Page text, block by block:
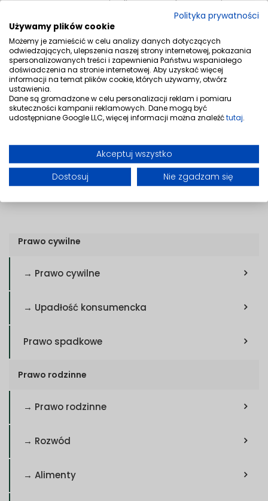
Prawo cywilne
→ Prawo cywilne
→ Upadłość konsumencka
Prawo spadkowe
Prawo rodzinne
→ Prawo rodzinne
→ Rozwód
→ Alimenty
reprezentowaniu Klienta przed organami
przygotowywaniu środków zaskarżenia, m.in.
apelacji.
Podejrzany ma prawo do zgłaszania wniosków dowodowych
w trakcie przesłuchania, lecz nie zawsze z niego korzysta.
Wsparcie doświadczonego adwokata jest więc w tej
sytuacji niezwykle pomocne i może mieć znaczący wpływ
reprezentowaniem osób podejrzanych i pokrzywdzonych w
sprawach o wykroczenia, a także w sprawach karnych i
sprawach karno-skarbowych.
Polityka prywatności
Używamy plików cookie
Możemy je zamieścić w celu analizy danych dotyczących
odwiedzających, ulepszenia naszej strony internetowej, pokazania
spersonalizowanych treści i zapewnienia Państwu wspaniałego
doświadczenia na stronie internetowej. Aby uzyskać więcej
informacji na temat plików cookie, których używamy, otwórz
ustawienia.
Dane są gromadzone w celu personalizacji reklam i pomiaru
skuteczności kampanii reklamowych. Dane mogą być
udostępniane Google LLC, więcej informacji można znaleźćtutaj.
Akceptuj wszystko
Dostosuj
Nie zgadzam się